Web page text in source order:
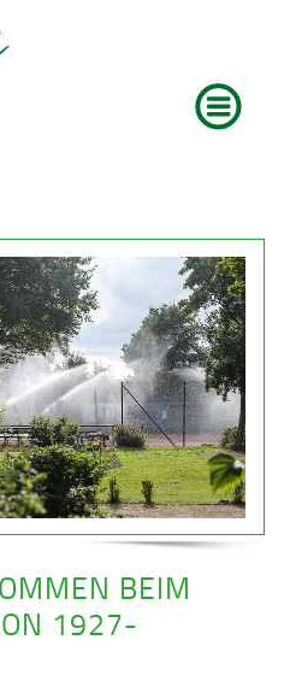
BEIM
1927-